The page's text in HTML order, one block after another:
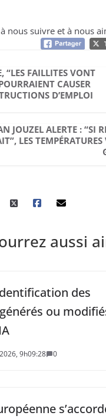
nous suivre et à nous
“LES FAILLITES VONT
CAUSER
D’EMPLOI
JOUZEL ALERTE : “SI
LES
aussi
des
ou
9h09:28 0